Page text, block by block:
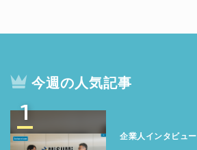
今週の人気記事
1
企業人インタビュー